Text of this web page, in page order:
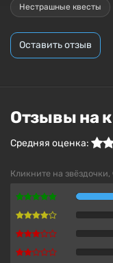
Нестрашные квесты
Оставить отзыв
Отзывы на
Средняя оценка:
Кликните на